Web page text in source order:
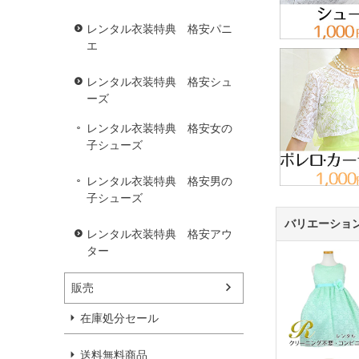
レンタル衣装特典 格安パニ
エ
レンタル衣装特典 格安シュ
ーズ
レンタル衣装特典 格安女の
子シューズ
レンタル衣装特典 格安男の
子シューズ
レンタル衣装特典 格安アウ
ター
販売
在庫処分セール
送料無料商品
バリエーショ